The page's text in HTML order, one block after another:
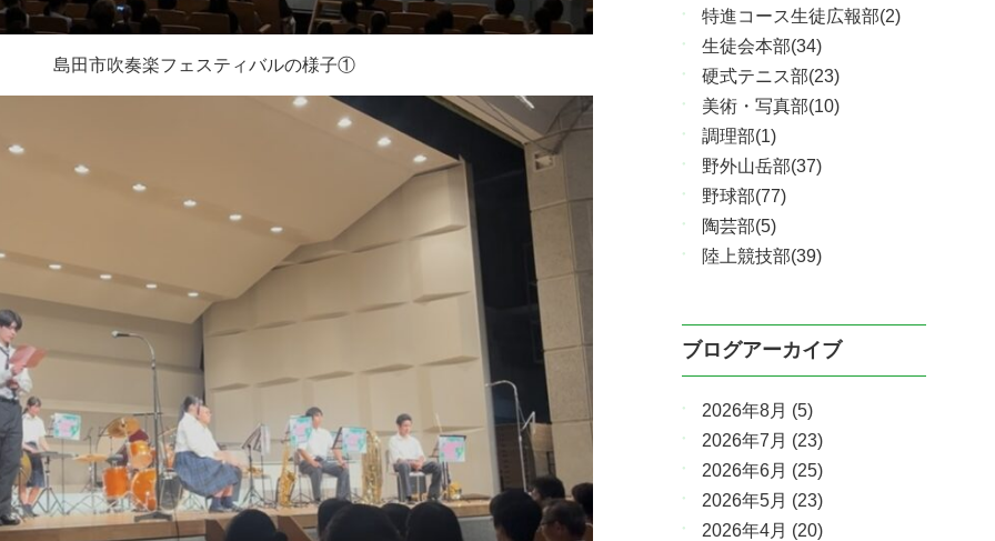
島田市吹奏楽フェスティバルの様子①
特進コース生徒広報部(2)
生徒会本部(34)
硬式テニス部(23)
美術・写真部(10)
調理部(1)
野外山岳部(37)
野球部(77)
陶芸部(5)
陸上競技部(39)
ブログアーカイブ
2026年8月 (5)
2026年7月 (23)
2026年6月 (25)
2026年5月 (23)
2026年4月 (20)